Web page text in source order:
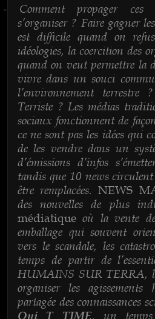
-
Comment propager
s’organiser ? Faire gagner
est difficile quand on
idéologies, la coercition des
quand on veut permettre la
vivre dans un souci
l’environnement terrestre
Terriste ? Les médias
sociaux fonctionnent de
ce ne sont pas les idées qui
de les vendre dans un
d’émissions d’infos
tandis que 10 news circulent
être remplacées.NEWS
des nouvelles de plus
médiatique où la vente
emballage qui souvent
vers le scandale, les
temps de partir de
HUMAINS SUR TERRA,
organiser les agissements
partagée des connaissances
Oui T TIME, un temps